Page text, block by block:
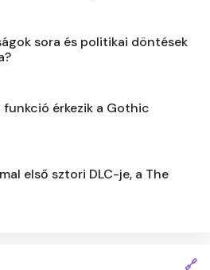
sora és politikai döntések
érkezik a Gothic
első sztori DLC-je, a The
🔗